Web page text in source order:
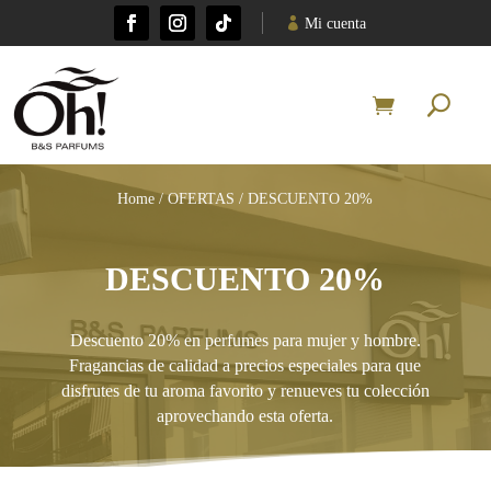
Mi cuenta
Home/OFERTAS / DESCUENTO 20%
DESCUENTO 20%
Descuento 20% en perfumes para mujer y hombre.
Fragancias de calidad a precios especiales para que
disfrutes de tu aroma favorito y renueves tu colección
aprovechando esta oferta.